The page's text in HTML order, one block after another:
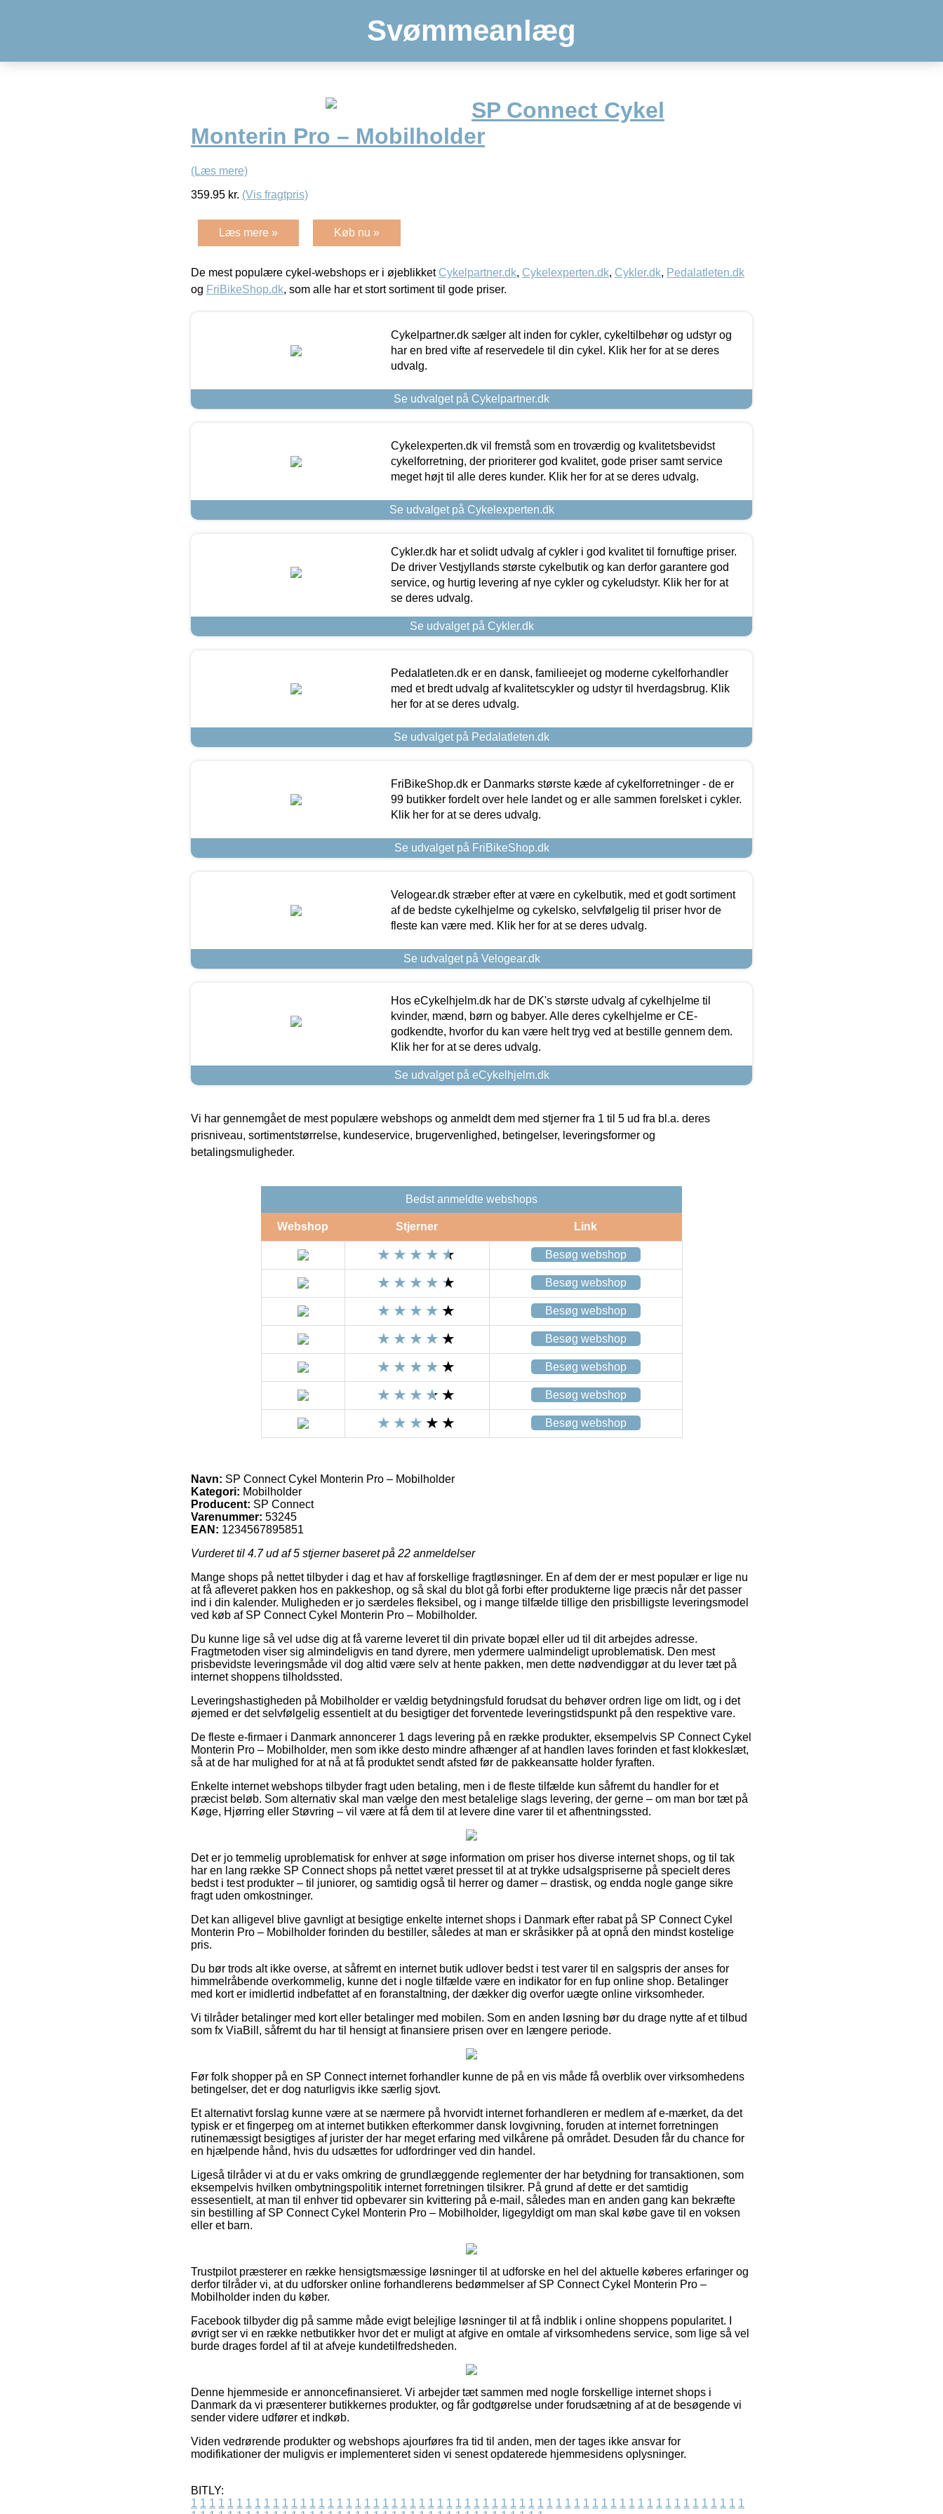
Svømmeanlæg
SP Connect Cykel
Monterin Pro – Mobilholder
(Læs mere)
359.95 kr. (Vis fragtpris)
Læs mere » Køb nu »
De mest populære cykel-webshops er i øjeblikket Cykelpartner.dk, Cykelexperten.dk, Cykler.dk, Pedalatleten.dk
og FriBikeShop.dk, som alle har et stort sortiment til gode priser.
Cykelpartner.dk sælger alt inden for cykler, cykeltilbehør og udstyr og
har en bred vifte af reservedele til din cykel. Klik her for at se deres
udvalg.
Se udvalget på Cykelpartner.dk
Cykelexperten.dk vil fremstå som en troværdig og kvalitetsbevidst
cykelforretning, der prioriterer god kvalitet, gode priser samt service
meget højt til alle deres kunder. Klik her for at se deres udvalg.
Se udvalget på Cykelexperten.dk
Cykler.dk har et solidt udvalg af cykler i god kvalitet til fornuftige priser.
De driver Vestjyllands største cykelbutik og kan derfor garantere god
service, og hurtig levering af nye cykler og cykeludstyr. Klik her for at
se deres udvalg.
Se udvalget på Cykler.dk
Pedalatleten.dk er en dansk, familieejet og moderne cykelforhandler
med et bredt udvalg af kvalitetscykler og udstyr til hverdagsbrug. Klik
her for at se deres udvalg.
Se udvalget på Pedalatleten.dk
FriBikeShop.dk er Danmarks største kæde af cykelforretninger - de er
99 butikker fordelt over hele landet og er alle sammen forelsket i cykler.
Klik her for at se deres udvalg.
Se udvalget på FriBikeShop.dk
Velogear.dk stræber efter at være en cykelbutik, med et godt sortiment
af de bedste cykelhjelme og cykelsko, selvfølgelig til priser hvor de
fleste kan være med. Klik her for at se deres udvalg.
Se udvalget på Velogear.dk
Hos eCykelhjelm.dk har de DK's største udvalg af cykelhjelme til
kvinder, mænd, børn og babyer. Alle deres cykelhjelme er CE-
godkendte, hvorfor du kan være helt tryg ved at bestille gennem dem.
Klik her for at se deres udvalg.
Se udvalget på eCykelhjelm.dk
Vi har gennemgået de mest populære webshops og anmeldt dem med stjerner fra 1 til 5 ud fra bl.a. deres
prisniveau, sortimentstørrelse, kundeservice, brugervenlighed, betingelser, leveringsformer og
betalingsmuligheder.
Bedst anmeldte webshops
Webshop Stjerner Link
Besøg webshop
Besøg webshop
Besøg webshop
Besøg webshop
Besøg webshop
Besøg webshop
Besøg webshop
Navn: SP Connect Cykel Monterin Pro – Mobilholder
Kategori: Mobilholder
Producent: SP Connect
Varenummer: 53245
EAN: 1234567895851
Vurderet til 4.7ud af 5 stjerner baseret på 22 anmeldelser
Mange shops på nettet tilbyder i dag et hav af forskellige fragtløsninger. En af dem der er mest populær er lige nu
at få afleveret pakken hos en pakkeshop, og så skal du blot gå forbi efter produkterne lige præcis når det passer
ind i din kalender. Muligheden er jo særdeles fleksibel, og i mange tilfælde tillige den prisbilligste leveringsmodel
ved køb af SP Connect Cykel Monterin Pro – Mobilholder.
Du kunne lige så vel udse dig at få varerne leveret til din private bopæl eller ud til dit arbejdes adresse.
Fragtmetoden viser sig almindeligvis en tand dyrere, men ydermere ualmindeligt uproblematisk. Den mest
prisbevidste leveringsmåde vil dog altid være selv at hente pakken, men dette nødvendiggør at du lever tæt på
internet shoppens tilholdssted.
Leveringshastigheden på Mobilholder er vældig betydningsfuld forudsat du behøver ordren lige om lidt, og i det
øjemed er det selvfølgelig essentielt at du besigtiger det forventede leveringstidspunkt på den respektive vare.
De fleste e-firmaer i Danmark annoncerer 1 dags levering på en række produkter, eksempelvis SP Connect Cykel
Monterin Pro – Mobilholder, men som ikke desto mindre afhænger af at handlen laves forinden et fast klokkeslæt,
så at de har mulighed for at nå at få produktet sendt afsted før de pakkeansatte holder fyraften.
Enkelte internet webshops tilbyder fragt uden betaling, men i de fleste tilfælde kun såfremt du handler for et
præcist beløb. Som alternativ skal man vælge den mest betalelige slags levering, der gerne – om man bor tæt på
Køge, Hjørring eller Støvring – vil være at få dem til at levere dine varer til et afhentningssted.
Det er jo temmelig uproblematisk for enhver at søge information om priser hos diverse internet shops, og til tak
har en lang række SP Connect shops på nettet været presset til at at trykke udsalgspriserne på specielt deres
bedst i test produkter – til juniorer, og samtidig også til herrer og damer – drastisk, og endda nogle gange sikre
fragt uden omkostninger.
Det kan alligevel blive gavnligt at besigtige enkelte internet shops i Danmark efter rabat på SP Connect Cykel
Monterin Pro – Mobilholder forinden du bestiller, således at man er skråsikker på at opnå den mindst kostelige
pris.
Du bør trods alt ikke overse, at såfremt en internet butik udlover bedst i test varer til en salgspris der anses for
himmelråbende overkommelig, kunne det i nogle tilfælde være en indikator for en fup online shop. Betalinger
med kort er imidlertid indbefattet af en foranstaltning, der dækker dig overfor uægte online virksomheder.
Vi tilråder betalinger med kort eller betalinger med mobilen. Som en anden løsning bør du drage nytte af et tilbud
som fx ViaBill, såfremt du har til hensigt at finansiere prisen over en længere periode.
Før folk shopper på en SP Connect internet forhandler kunne de på en vis måde få overblik over virksomhedens
betingelser, det er dog naturligvis ikke særlig sjovt.
Et alternativt forslag kunne være at se nærmere på hvorvidt internet forhandleren er medlem af e-mærket, da det
typisk er et fingerpeg om at internet butikken efterkommer dansk lovgivning, foruden at internet forretningen
rutinemæssigt besigtiges af jurister der har meget erfaring med vilkårene på området. Desuden får du chance for
en hjælpende hånd, hvis du udsættes for udfordringer ved din handel.
Ligeså tilråder vi at du er vaks omkring de grundlæggende reglementer der har betydning for transaktionen, som
eksempelvis hvilken ombytningspolitik internet forretningen tilsikrer. På grund af dette er det samtidig
essesentielt, at man til enhver tid opbevarer sin kvittering på e-mail, således man en anden gang kan bekræfte
sin bestilling af SP Connect Cykel Monterin Pro – Mobilholder, ligegyldigt om man skal købe gave til en voksen
eller et barn.
Trustpilot præsterer en række hensigtsmæssige løsninger til at udforske en hel del aktuelle køberes erfaringer og
derfor tilråder vi, at du udforsker online forhandlerens bedømmelser af SP Connect Cykel Monterin Pro –
Mobilholder inden du køber.
Facebook tilbyder dig på samme måde evigt belejlige løsninger til at få indblik i online shoppens popularitet. I
øvrigt ser vi en række netbutikker hvor det er muligt at afgive en omtale af virksomhedens service, som lige så vel
burde drages fordel af til at afveje kundetilfredsheden.
Denne hjemmeside er annoncefinansieret. Vi arbejder tæt sammen med nogle forskellige internet shops i
Danmark da vi præsenterer butikkernes produkter, og får godtgørelse under forudsætning af at de besøgende vi
sender videre udfører et indkøb.
Viden vedrørende produkter og webshops ajourføres fra tid til anden, men der tages ikke ansvar for
modifikationer der muligvis er implementeret siden vi senest opdaterede hjemmesidens oplysninger.
BITLY:
1 1 1 1 1 1 1 1 1 1 1 1 1 1 1 1 1 1 1 1 1 1 1 1 1 1 1 1 1 1 1 1 1 1 1 1 1 1 1 1 1 1 1 1 1 1 1 1 1 1 1 1 1 1 1 1 1 1 1 1 1